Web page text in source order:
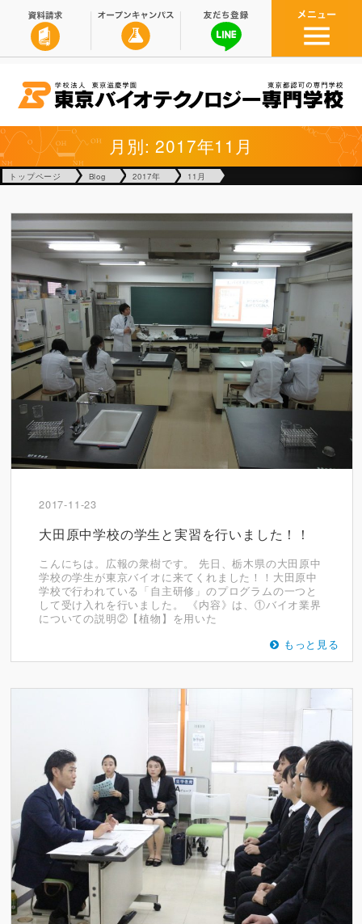
月別: 2017年11月
トップページ Blog 2017年 11月
2017-11-23
大田原中学校の学生と実習を行いました！！
こんにちは。広報の衆樹です。 先日、栃木県の大田原中
学校の学生が東京バイオに来てくれました！！大田原中
学校で行われている「自主研修」のプログラムの一つと
して受け入れを行いました。 《内容》は、①バイオ業界
についての説明②【植物】を用いた
もっと見る